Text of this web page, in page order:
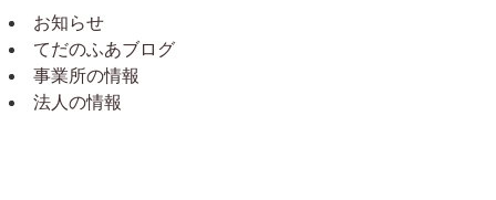
お知らせ
てだのふあブログ
事業所の情報
法人の情報